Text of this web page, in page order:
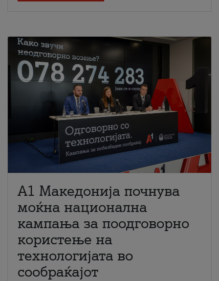
A1 Македонија почнува
моќна национална
кампања за поодговорно
користење на
технологијата во
сообраќајот